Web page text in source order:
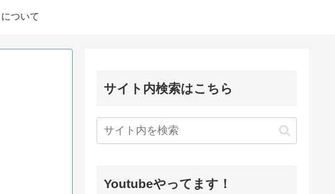
ついて
サイト内検索はこちら
Youtubeやってます！